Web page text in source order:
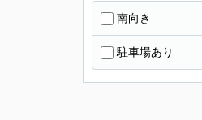
南向き
駐車場あり